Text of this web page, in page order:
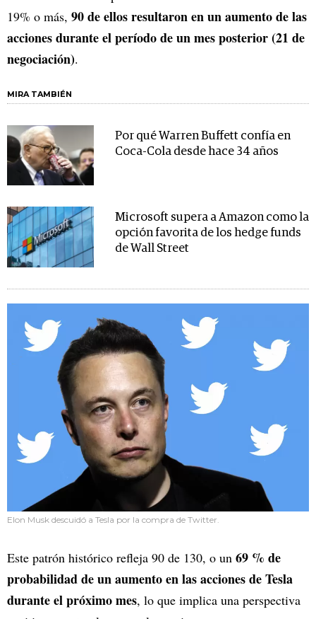
19% o más, 90 de ellos resultaron en un aumento de las
acciones durante el período de un mes posterior (21 de
negociación).
MIRA TAMBIÉN
Por qué Warren Buffett confía en
Coca-Cola desde hace 34 años
Microsoft supera a Amazon como la
opción favorita de los hedge funds
de Wall Street
Elon Musk descuidó a Tesla por la compra de Twitter.
Este patrón histórico refleja 90 de 130, o un 69 % de
probabilidad de un aumento en las acciones de Tesla
durante el próximo mes, lo que implica una perspectiva